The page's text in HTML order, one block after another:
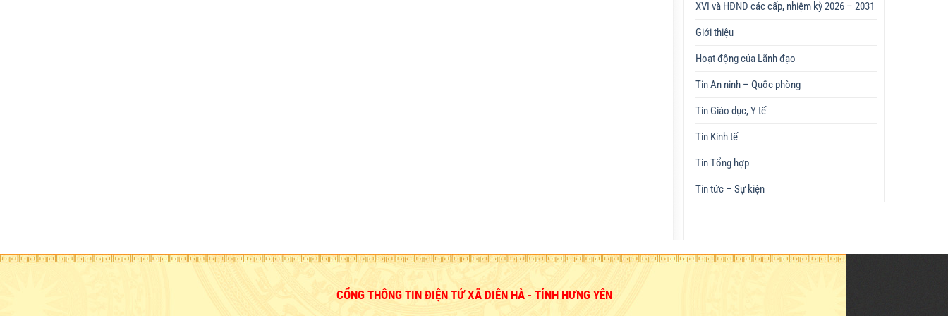
XVI và HĐND các cấp, nhiệm kỳ 2026 – 2031
Giới thiệu
Hoạt động của Lãnh đạo
Tin An ninh – Quốc phòng
Tin Giáo dục, Y tế
Tin Kinh tế
Tin Tổng hợp
Tin tức – Sự kiện
CỔNG THÔNG TIN ĐIỆN TỬ XÃ DIÊN HÀ - TỈNH HƯNG YÊN